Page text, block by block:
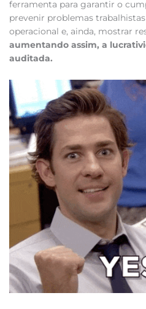
ferramenta para garantir o
prevenir problemas
operacional e, ainda, mostrar
aumentando assim, a
auditada.